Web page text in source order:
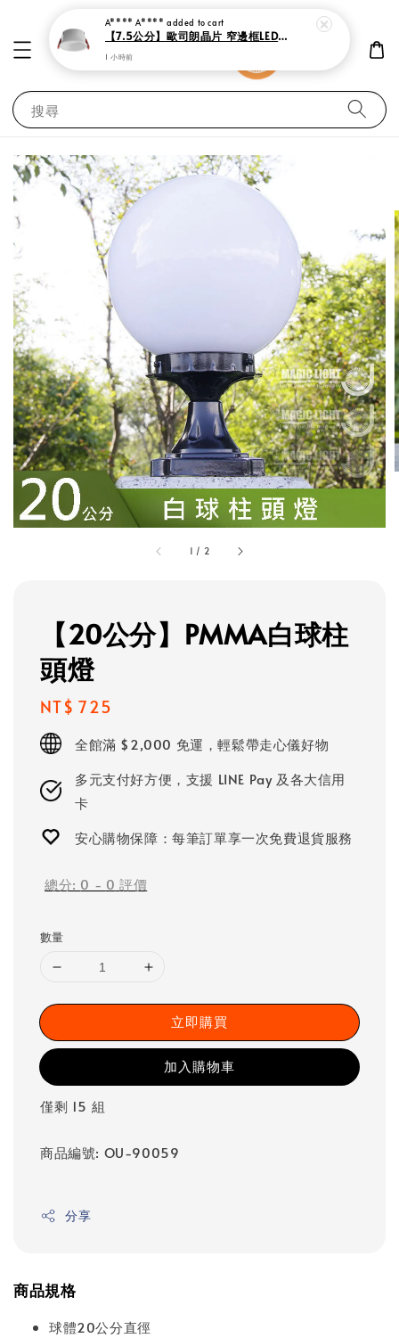
搜尋
1 / 2
【20公分】PMMA白球柱
頭燈
Regular
price
NT$ 725
全館滿 $2,000 免運，輕鬆帶走心儀好物
多元支付好方便，支援 LINE Pay 及各大信用
卡
安心購物保障：每筆訂單享一次免費退貨服務
總分: 0 - 0 評價
數量
立即購買
加入購物車
僅剩 15 組
商品編號: OU-90059
分享
商品規格
球體20公分直徑
A**** A**** added to cart
【7.5公分】歐司朗晶片 窄邊框LED防眩崁燈 7瓦
1 小時前